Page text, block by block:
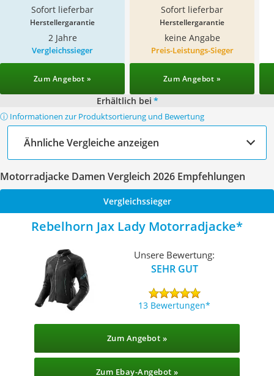
Sofort lieferbar Sofort lieferbar
Herstellergarantie
2 Jahre
Herstellergarantie
keine Angabe
Vergleichssieger
Zum Angebot »
Preis-Leistungs-Sieger
Zum Angebot »
Erhältlich bei *
ⓘ Informationen zur Produktsortierung und Bewertung
Ähnliche Vergleiche anzeigen
Motorradjacke Damen Vergleich 2026 Empfehlungen
Vergleichssieger
Rebelhorn Jax Lady Motorradjacke
Unsere Bewertung:
SEHR GUT
13 Bewertungen
Zum Angebot »
Zum Ebay-Angebot »